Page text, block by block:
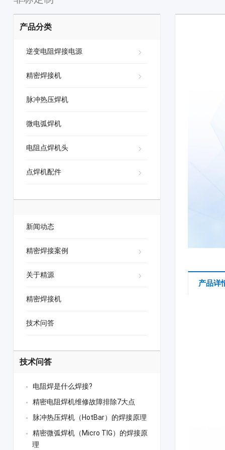
产品详
产品分类
逆变电阻焊接电源
精密焊接机
脉冲热压焊机
微电弧焊机
电阻点焊机头
点焊机配件
新闻动态
精密焊接案例
关于精源
精密焊接机
技术问答
技术问答
电阻焊是什么焊接?
精密电阻焊机维修故障排除7大点
脉冲热压焊机（HotBar）的焊接原理
精密微弧焊机（Micro TIG）的焊接原
理